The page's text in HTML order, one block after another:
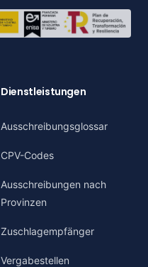
Dienstleistungen
Ausschreibungsglossar
CPV-Codes
Ausschreibungen nach
Provinzen
Zuschlagempfänger
Vergabestellen